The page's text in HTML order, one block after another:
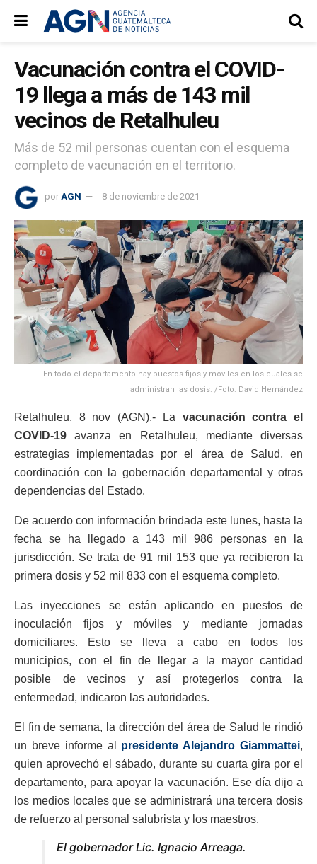
Vacunación contra el COVID-
19 llega a más de 143 mil
vecinos de Retalhuleu
Más de 52 mil personas cuentan con el esquema
completo de vacunación en el territorio.
por AGN 8 de noviembre de 2021
En todo el departamento hay puestos fijos y móviles en los cuales se
administran las dosis. /Foto: David Hernández
Retalhuleu, 8 nov (AGN).- La vacunación contra el
COVID-19 avanza en Retalhuleu, mediante diversas
estrategias implementadas por el área de Salud, en
coordinación con la gobernación departamental y otras
dependencias del Estado.
De acuerdo con información brindada este lunes, hasta la
fecha se ha llegado a 143 mil 986 personas en la
jurisdicción. Se trata de 91 mil 153 que ya recibieron la
primera dosis y 52 mil 833 con el esquema completo.
Las inyecciones se están aplicando en puestos de
inoculación fijos y móviles y mediante jornadas
domiciliares. Esto se lleva a cabo en todos los
municipios, con el fin de llegar a la mayor cantidad
posible de vecinos y así protegerlos contra la
enfermedad, indicaron las autoridades.
El fin de semana, la dirección del área de Salud le rindió
un breve informe al presidente Alejandro Giammattei,
quien aprovechó el sábado, durante su cuarta gira por el
departamento, para apoyar la vacunación. Ese día dijo a
los medios locales que se administrará una tercera dosis
de refuerzo al personal salubrista y los maestros.
El gobernador Lic. Ignacio Arreaga.